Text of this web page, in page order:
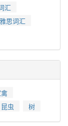
汇
雅思词汇
昆虫 树